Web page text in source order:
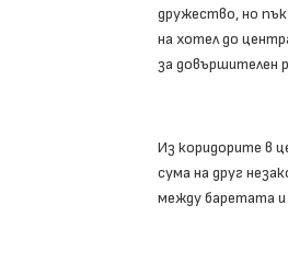
дружество, но
на хотел до
за довършителен
Из коридорите в
сума на друг
между баретата и